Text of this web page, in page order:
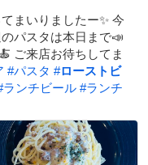
ド
を
消
す
まいりましたー✨ 今
パスタは本日まで📣
ご来店お待ちしてま
#パスタ #ローストビ
ランチビール #ランチ